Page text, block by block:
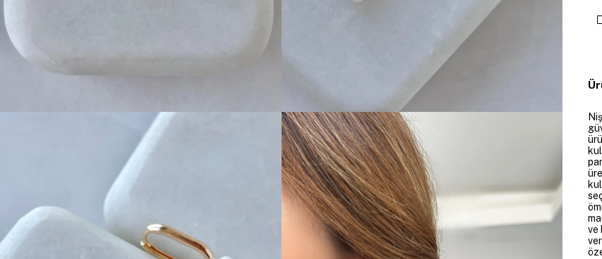
ve